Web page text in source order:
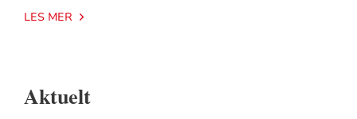
LES MER
Aktuelt